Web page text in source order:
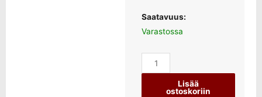
Saatavuus:
Varastossa
Lisää
ostoskoriin